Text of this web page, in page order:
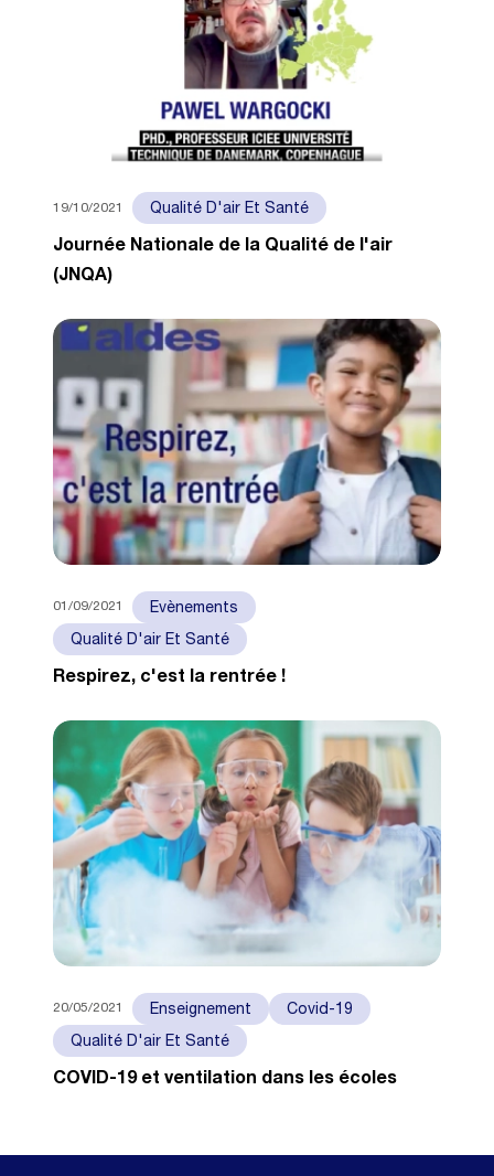
19/10/2021 Qualité D'air Et Santé
Journée Nationale de la Qualité de l'air
(JNQA)
01/09/2021 Evènements
Qualité D'air Et Santé
Respirez, c'est la rentrée !
20/05/2021 Enseignement Covid-19
Qualité D'air Et Santé
COVID-19 et ventilation dans les écoles